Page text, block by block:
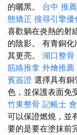
的曬黑。 台中 推
態矯正 搜尋引擎優
喜歡躺在炎熱的射
的陰影。 有青銅
其更亮。 湖口整骨
筋絡推拿 外燴推薦
賓簽證 選擇具有銅
色，並保護表面免
竹東整骨 記帳士
可以保證燃燒，並
要的是要在塗抹前